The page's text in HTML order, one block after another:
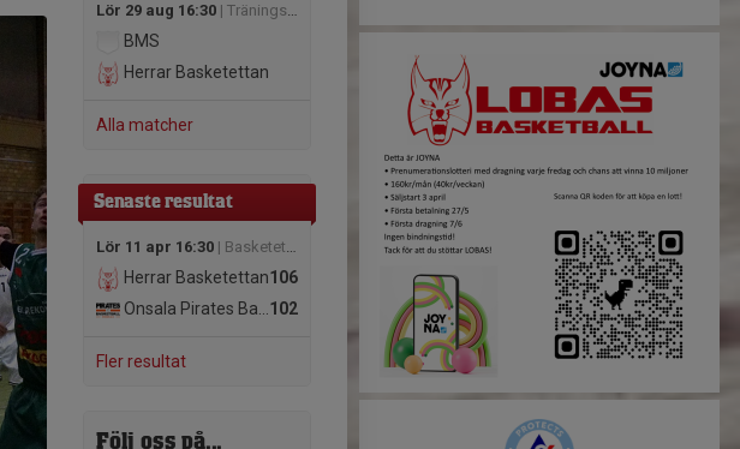
Lör 29 aug 16:30 | Träningsmatch mot BMS i DK
BMS
Herrar Basketettan
Alla matcher
Senaste resultat
Lör 11 apr 16:30 | Basketettan Herr - Södra
106
Herrar Basketettan
102
Onsala Pirates Basketboll Klubb
Fler resultat
Följ oss på...